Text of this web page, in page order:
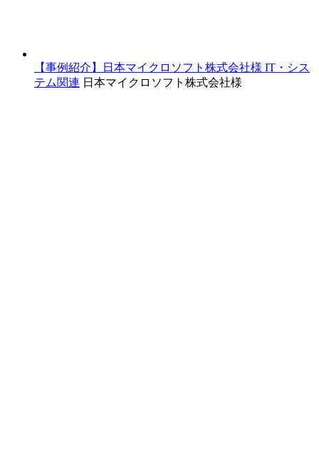
【事例紹介】日本マイクロソフト株式会社様 IT・シス
テム関連 日本マイクロソフト株式会社様